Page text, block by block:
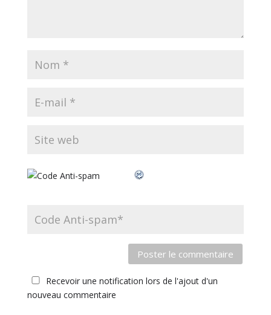
Recevoir une notification lors de l'ajout d'un
nouveau commentaire